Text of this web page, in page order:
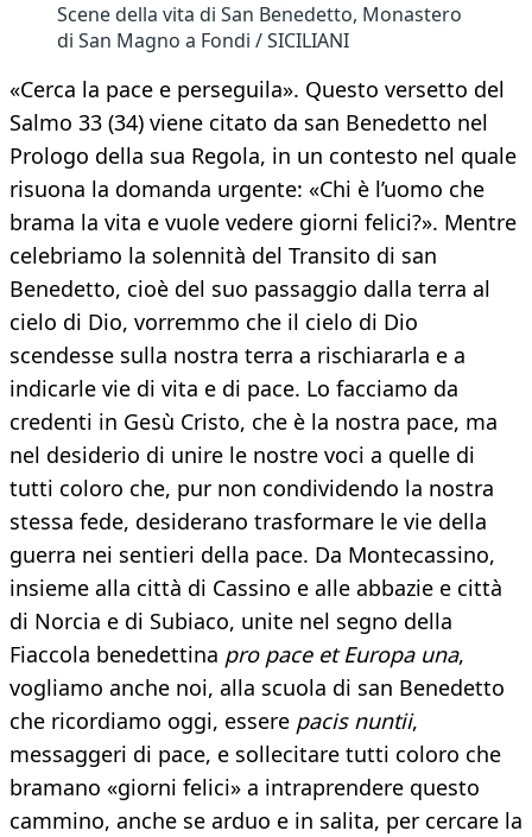
Scene della vita di San Benedetto, Monastero
di San Magno a Fondi / SICILIANI
«Cerca la pace e perseguila». Questo versetto del
Salmo 33 (34) viene citato da san Benedetto nel
Prologo della sua Regola, in un contesto nel quale
risuona la domanda urgente: «Chi è l’uomo che
brama la vita e vuole vedere giorni felici?». Mentre
celebriamo la solennità del Transito di san
Benedetto, cioè del suo passaggio dalla terra al
cielo di Dio, vorremmo che il cielo di Dio
scendesse sulla nostra terra a rischiararla e a
indicarle vie di vita e di pace. Lo facciamo da
credenti in Gesù Cristo, che è la nostra pace, ma
nel desiderio di unire le nostre voci a quelle di
tutti coloro che, pur non condividendo la nostra
stessa fede, desiderano trasformare le vie della
guerra nei sentieri della pace. Da Montecassino,
insieme alla città di Cassino e alle abbazie e città
di Norcia e di Subiaco, unite nel segno della
Fiaccola benedettina pro pace et Europa una,
vogliamo anche noi, alla scuola di san Benedetto
che ricordiamo oggi, essere pacis nuntii,
messaggeri di pace, e sollecitare tutti coloro che
bramano «giorni felici» a intraprendere questo
cammino, anche se arduo e in salita, per cercare la